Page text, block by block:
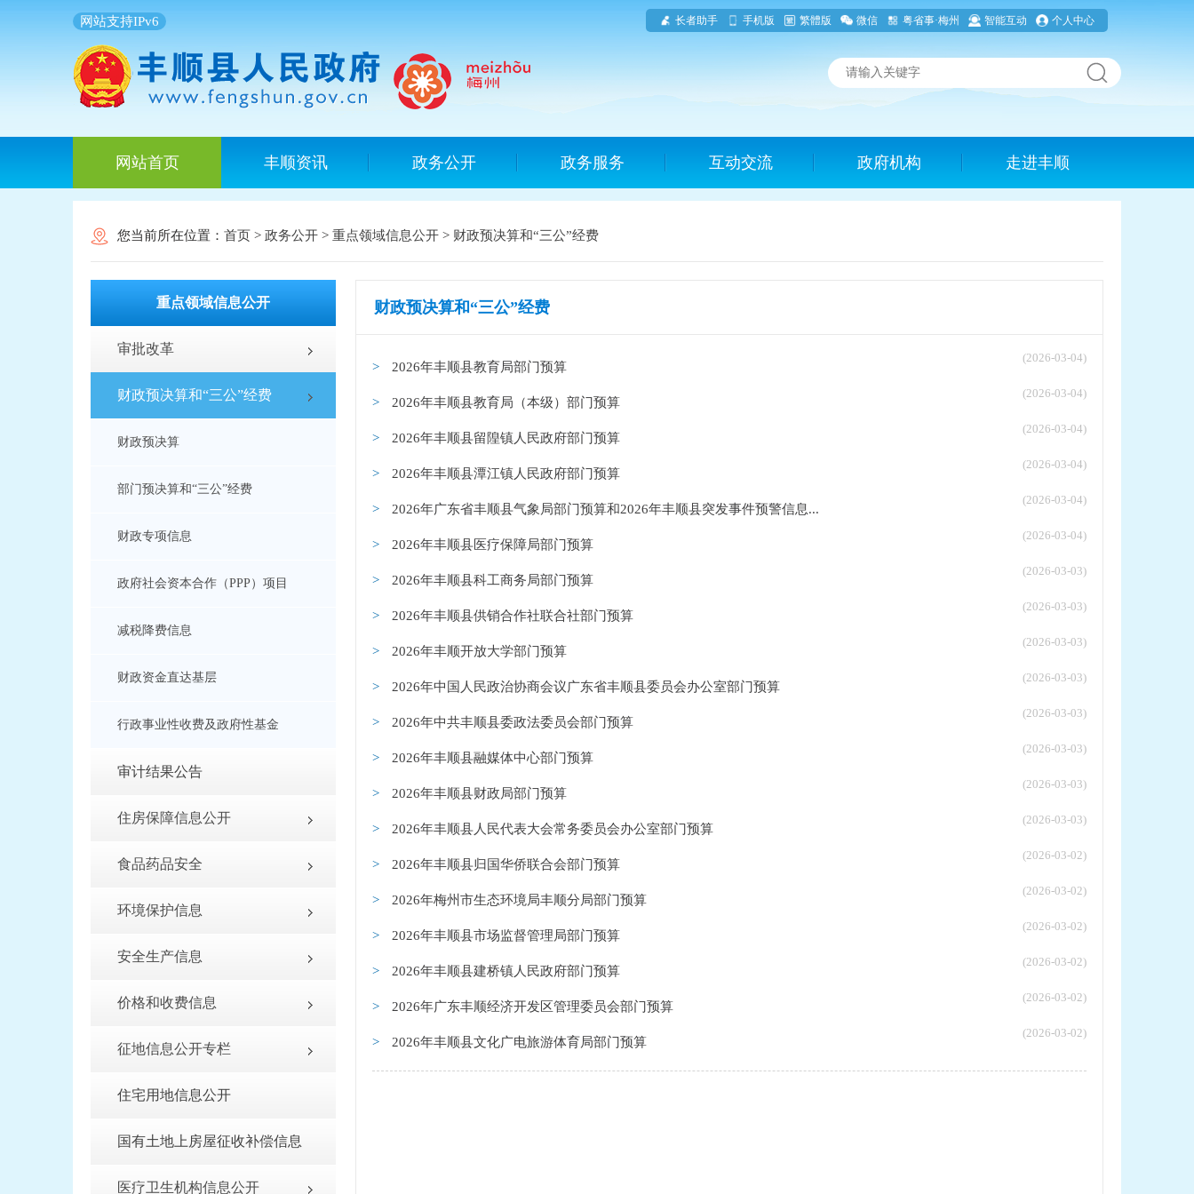
网站支持IPv6 长者助手 手机版 繁體版 微信 粤省事·梅州 智能互动 个人中心
网站首页 丰顺资讯 政务公开 政务服务 互动交流 政府机构 走进丰顺
您当前所在位置： 首页 > 政务公开 > 重点领域信息公开 > 财政预决算和“三公”经费
重点领域信息公开
审批改革
财政预决算和“三公”经费
财政预决算
部门预决算和“三公”经费
财政专项信息
政府社会资本合作（PPP）项目
减税降费信息
财政资金直达基层
行政事业性收费及政府性基金
审计结果公告
住房保障信息公开
食品药品安全
环境保护信息
安全生产信息
价格和收费信息
征地信息公开专栏
住宅用地信息公开
国有土地上房屋征收补偿信息
医疗卫生机构信息公开
财政预决算和“三公”经费
2026年丰顺县教育局部门预算
(2026-03-04)
2026年丰顺县教育局（本级）部门预算
(2026-03-04)
2026年丰顺县留隍镇人民政府部门预算
(2026-03-04)
2026年丰顺县潭江镇人民政府部门预算
(2026-03-04)
2026年广东省丰顺县气象局部门预算和2026年丰顺县突发事件预警信息...
(2026-03-04)
2026年丰顺县医疗保障局部门预算
(2026-03-04)
2026年丰顺县科工商务局部门预算
(2026-03-03)
2026年丰顺县供销合作社联合社部门预算
(2026-03-03)
2026年丰顺开放大学部门预算
(2026-03-03)
2026年中国人民政治协商会议广东省丰顺县委员会办公室部门预算
(2026-03-03)
2026年中共丰顺县委政法委员会部门预算
(2026-03-03)
2026年丰顺县融媒体中心部门预算
(2026-03-03)
2026年丰顺县财政局部门预算
(2026-03-03)
2026年丰顺县人民代表大会常务委员会办公室部门预算
(2026-03-03)
2026年丰顺县归国华侨联合会部门预算
(2026-03-02)
2026年梅州市生态环境局丰顺分局部门预算
(2026-03-02)
2026年丰顺县市场监督管理局部门预算
(2026-03-02)
2026年丰顺县建桥镇人民政府部门预算
(2026-03-02)
2026年广东丰顺经济开发区管理委员会部门预算
(2026-03-02)
2026年丰顺县文化广电旅游体育局部门预算
(2026-03-02)